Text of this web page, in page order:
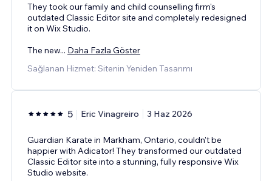
They took our family and child counselling firm's
outdated Classic Editor site and completely redesigned
it on Wix Studio.
The new... Daha Fazla Göster
Sağlanan Hizmet: Sitenin Yeniden Tasarımı
5 Eric Vinagreiro 3 Haz 2026
Guardian Karate in Markham, Ontario, couldn't be
happier with Adicator! They transformed our outdated
Classic Editor site into a stunning, fully responsive Wix
Studio website.